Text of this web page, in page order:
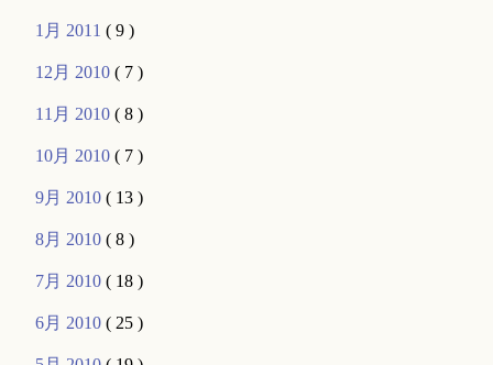
1月 2011( 9 )
12月 2010( 7 )
11月 2010( 8 )
10月 2010( 7 )
9月 2010( 13 )
8月 2010( 8 )
7月 2010( 18 )
6月 2010( 25 )